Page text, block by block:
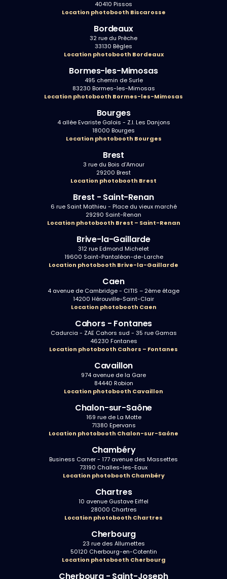
40410 Pissos
Location photobooth Biscarosse
Bordeaux
32 rue du Prèche
33130 Bègles
Location photobooth Bordeaux
Bormes-les-Mimosas
495 chemin de Surle
83230 Bormes-les-Mimosas
Location photobooth Bormes-les-Mimosas
Bourges
4 allée Evariste Galois - Z.I. Les Danjons
18000 Bourges
Location photobooth Bourges
Brest
3 rue du Bois d’Amour
29200 Brest
Location photobooth Brest
Brest - Saint-Renan
6 rue Saint Mathieu - Place du vieux marché
29290 Saint-Renan
Location photobooth Brest – Saint-Renan
Brive-la-Gaillarde
312 rue Edmond Michelet
19600 Saint-Pantaléon-de-Larche
Location photobooth Brive-la-Gaillarde
Caen
4 avenue de Cambridge - CITIS – 2ème étage
14200 Hérouville-Saint-Clair
Location photobooth Caen
Cahors - Fontanes
Cadurcia - ZAE Cahors sud - 35 rue Gamas
46230 Fontanes
Location photobooth Cahors – Fontanes
Cavaillon
974 avenue de la Gare
84440 Robion
Location photobooth Cavaillon
Chalon-sur-Saône
169 rue de La Motte
71380 Epervans
Location photobooth Chalon-sur-Saône
Chambéry
Business Corner - 177 avenue des Massettes
73190 Challes-les-Eaux
Location photobooth Chambéry
Chartres
10 avenue Gustave Eiffel
28000 Chartres
Location photobooth Chartres
Cherbourg
23 rue des Allumettes
50120 Cherbourg-en-Cotentin
Location photobooth Cherbourg
Cherbourg - Saint-Joseph